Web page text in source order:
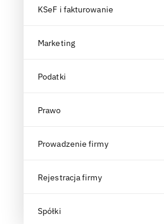
KSeF i fakturowanie
Marketing
Podatki
Prawo
Prowadzenie firmy
Rejestracja firmy
Spółki